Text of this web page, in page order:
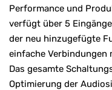
Performance und
verfügt über 5
der neu hinzugefügte
einfache Verbindungen
Das gesamte
Optimierung der